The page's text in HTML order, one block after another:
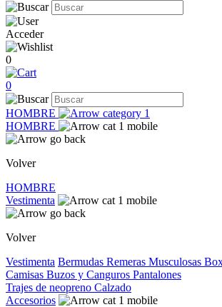
Acceder
0
0
HOMBRE
HOMBRE
Volver
HOMBRE
Vestimenta
Volver
Vestimenta Bermudas Remeras Musculosas
Camisas Buzos y Canguros Pantalones
Trajes de neopreno Calzado
Accesorios